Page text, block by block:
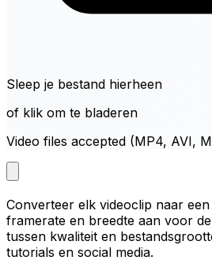
Sleep je bestand hierheen
of klik om te bladeren
Video files accepted (MP4, AVI,
Converteer elk videoclip naar een
framerate en breedte aan voor
tussen kwaliteit en
tutorials en social media.